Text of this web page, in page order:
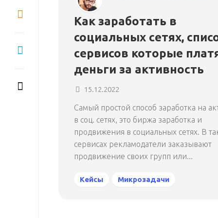
Как заработать в
социальных сетях,
сервисов которые
деньги за активность
15.12.2022
Самый простой способ заработка на
в соц. сетях, это биржа заработка и
продвижения в социальных сетях. В
сервисах рекламодатели заказывают
продвижение своих групп или...
Кейсы Микрозадачи